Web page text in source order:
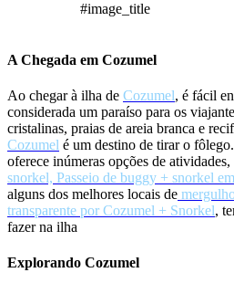
#image_title
A Chegada em Cozumel
Ao chegar à ilha de Cozumel, é fácil
considerada um paraíso para os
cristalinas, praias de areia branca e
Cozumel é um destino de tirar o
oferece inúmeras opções de
snorkel, Passeio de buggy + snorkel
alguns dos melhores locais de
transparente por Cozumel + Snorkel,
fazer na ilha
Explorando Cozumel